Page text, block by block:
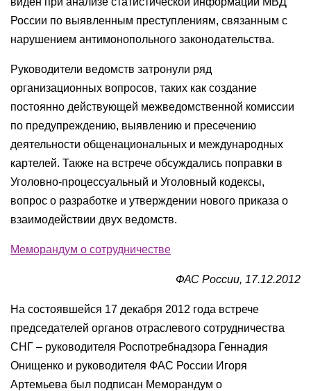
России по выявленным преступлениям, связанным с
нарушением антимонопольного законодательства.
Руководители ведомств затронули ряд
организационных вопросов, таких как создание
постоянно действующей межведомственной комиссии
по предупреждению, выявлению и пресечению
деятельности общенациональных и международных
картелей. Также на встрече обсуждались поправки в
Уголовно-процессуальный и Уголовный кодексы,
вопрос о разработке и утверждении нового приказа о
взаимодействии двух ведомств.
Меморандум о сотрудничестве
ФАС России, 17.12.2012
На состоявшейся 17 декабря 2012 года встрече
председателей органов отраслевого сотрудничества
СНГ – руководителя Роспотребнадзора Геннадия
Онищенко и руководителя ФАС России Игоря
Артемьева был подписан Меморандум о